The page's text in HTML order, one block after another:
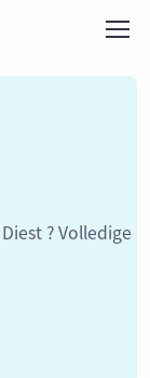
? Volledige